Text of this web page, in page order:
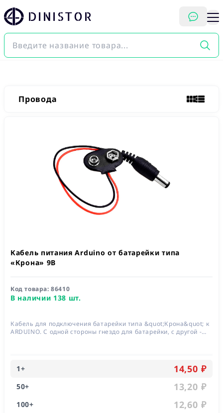
DINISTOR
Провода
Кабель питания Arduino от батарейки типа
«Крона» 9В
Код товара:86410
В наличии 138 шт.
Кабель для подключения батарейки типа &quot;Крона&quot; к
ARDUINO. С одной стороны гнездо для батарейки, с другой -
1+ 14,50 ₽
50+ 13,20 ₽
100+ 12,60 ₽